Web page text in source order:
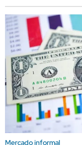
Mercado informal